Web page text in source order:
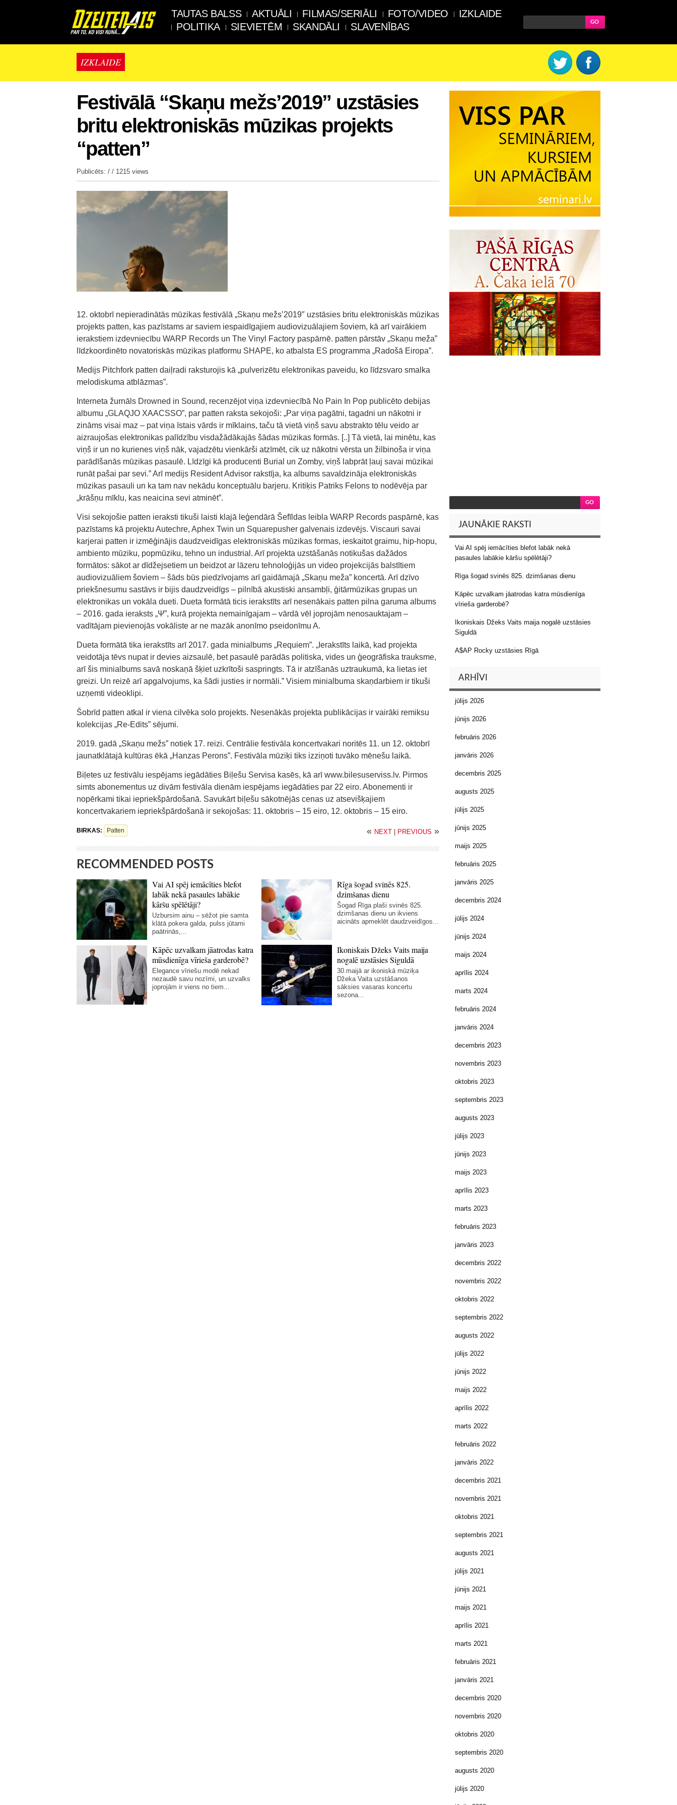
TAUTAS BALSS AKTUĀLI FILMAS/SERIĀLI FOTO/VIDEO
IZKLAIDE
POLITIKA
SIEVIETĒM SKANDĀLI SLAVENĪBAS
IZKLAIDE
Festivālā “Skaņu mežs’2019” uzstāsies
britu elektroniskās mūzikas projekts
“patten”
Publicēts: / / 1215 views
12. oktobrī nepieradinātās mūzikas festivālā „Skaņu mežs’2019″ uzstāsies britu elektroniskās mūzikas
projekts patten, kas pazīstams ar saviem iespaidīgajiem audiovizuālajiem šoviem, kā arī vairākiem
ierakstiem izdevniecību WARP Records un The Vinyl Factory paspārnē. patten pārstāv „Skaņu meža”
līdzkoordinēto novatoriskās mūzikas platformu SHAPE, ko atbalsta ES programma „Radošā Eiropa”.
Medijs Pitchfork patten daiļradi raksturojis kā „pulverizētu elektronikas paveidu, ko līdzsvaro smalka
melodiskuma atblāzmas”.
Interneta žurnāls Drowned in Sound, recenzējot viņa izdevniecībā No Pain In Pop publicēto debijas
albumu „GLAQJO XAACSSO”, par patten raksta sekojoši: „Par viņa pagātni, tagadni un nākotni ir
zināms visai maz – pat viņa īstais vārds ir mīklains, taču tā vietā viņš savu abstrakto tēlu veido ar
aizraujošas elektronikas palīdzību visdažādākajās šādas mūzikas formās. [..] Tā vietā, lai minētu, kas
viņš ir un no kurienes viņš nāk, vajadzētu vienkārši atzīmēt, cik uz nākotni vērsta un žilbinoša ir viņa
parādīšanās mūzikas pasaulē. Līdzīgi kā producenti Burial un Zomby, viņš labprāt ļauj savai mūzikai
runāt pašai par sevi.” Arī medijs Resident Advisor rakstīja, ka albums savaldzināja elektroniskās
mūzikas pasauli un ka tam nav nekādu konceptuālu barjeru. Kritiķis Patriks Felons to nodēvēja par
„krāšņu mīklu, kas neaicina sevi atminēt”.
Visi sekojošie patten ieraksti tikuši laisti klajā leģendārā Šefīldas leibla WARP Records paspārnē, kas
pazīstams kā projektu Autechre, Aphex Twin un Squarepusher galvenais izdevējs. Viscauri savai
karjerai patten ir izmēģinājis daudzveidīgas elektroniskās mūzikas formas, ieskaitot graimu, hip-hopu,
ambiento mūziku, popmūziku, tehno un industrial. Arī projekta uzstāšanās notikušas dažādos
formātos: sākot ar dīdžejsetiem un beidzot ar lāzeru tehnoloģijās un video projekcijās balstītiem
audiovizuāliem šoviem – šāds būs piedzīvojams arī gaidāmajā „Skaņu meža” koncertā. Arī dzīvo
priekšnesumu sastāvs ir bijis daudzveidīgs – pilnībā akustiski ansambļi, ģitārmūzikas grupas un
elektronikas un vokāla dueti. Dueta formātā ticis ierakstīts arī nesenākais patten pilna garuma albums
– 2016. gada ieraksts „Ψ”, kurā projekta nemainīgajam – vārdā vēl joprojām nenosauktajam –
vadītājam pievienojās vokāliste ar ne mazāk anonīmo pseidonīmu A.
Dueta formātā tika ierakstīts arī 2017. gada minialbums „Requiem”. „Ierakstīts laikā, kad projekta
veidotāja tēvs nupat ir devies aizsaulē, bet pasaulē parādās politiska, vides un ģeogrāfiska trauksme,
arī šis minialbums savā noskaņā šķiet uzkrītoši saspringts. Tā ir atzīšanās uztraukumā, ka lietas iet
greizi. Un reizē arī apgalvojums, ka šādi justies ir normāli.” Visiem minialbuma skaņdarbiem ir tikuši
uzņemti videoklipi.
Šobrīd patten atkal ir viena cilvēka solo projekts. Nesenākās projekta publikācijas ir vairāki remiksu
kolekcijas „Re-Edits” sējumi.
2019. gadā „Skaņu mežs” notiek 17. reizi. Centrālie festivāla koncertvakari noritēs 11. un 12. oktobrī
jaunatklātajā kultūras ēkā „Hanzas Perons”. Festivāla mūziķi tiks izziņoti tuvāko mēnešu laikā.
Biļetes uz festivālu iespējams iegādāties Biļešu Servisa kasēs, kā arī www.bilesuserviss.lv. Pirmos
simts abonementus uz divām festivāla dienām iespējams iegādāties par 22 eiro. Abonementi ir
nopērkami tikai iepriekšpārdošanā. Savukārt biļešu sākotnējās cenas uz atsevišķajiem
koncertvakariem iepriekšpārdošanā ir sekojošas: 11. oktobris – 15 eiro, 12. oktobris – 15 eiro.
BIRKAS: Patten « NEXT PREVIOUS »
RECOMMENDED POSTS
Vai AI spēj iemācīties blefot
labāk nekā pasaules labākie
kāršu spēlētāji?
Uzbursim ainu – sēžot pie samta
klātā pokera galda, pulss jūtami
paātrinās,...
Rīga šogad svinēs 825.
dzimšanas dienu
Šogad Rīga plaši svinēs 825.
dzimšanas dienu un ikviens
aicināts apmeklēt daudzveidīgos...
Kāpēc uzvalkam jāatrodas katra
mūsdienīga vīrieša garderobē?
Elegance vīriešu modē nekad
nezaudē savu nozīmi, un uzvalks
joprojām ir viens no tiem...
Ikoniskais Džeks Vaits maija
nogalē uzstāsies Siguldā
30.maijā ar ikoniskā mūziķa
Džeka Vaita uzstāšanos
sāksies vasaras koncertu
sezona...
JAUNĀKIE RAKSTI
Vai AI spēj iemācīties blefot labāk nekā
pasaules labākie kāršu spēlētāji?
Rīga šogad svinēs 825. dzimšanas dienu
Kāpēc uzvalkam jāatrodas katra mūsdienīga
vīrieša garderobē?
Ikoniskais Džeks Vaits maija nogalē uzstāsies
Siguldā
A$AP Rocky uzstāsies Rīgā
ARHĪVI
jūlijs 2026
jūnijs 2026
februāris 2026
janvāris 2026
decembris 2025
augusts 2025
jūlijs 2025
jūnijs 2025
maijs 2025
februāris 2025
janvāris 2025
decembris 2024
jūlijs 2024
jūnijs 2024
maijs 2024
aprīlis 2024
marts 2024
februāris 2024
janvāris 2024
decembris 2023
novembris 2023
oktobris 2023
septembris 2023
augusts 2023
jūlijs 2023
jūnijs 2023
maijs 2023
aprīlis 2023
marts 2023
februāris 2023
janvāris 2023
decembris 2022
novembris 2022
oktobris 2022
septembris 2022
augusts 2022
jūlijs 2022
jūnijs 2022
maijs 2022
aprīlis 2022
marts 2022
februāris 2022
janvāris 2022
decembris 2021
novembris 2021
oktobris 2021
septembris 2021
augusts 2021
jūlijs 2021
jūnijs 2021
maijs 2021
aprīlis 2021
marts 2021
februāris 2021
janvāris 2021
decembris 2020
novembris 2020
oktobris 2020
septembris 2020
augusts 2020
jūlijs 2020